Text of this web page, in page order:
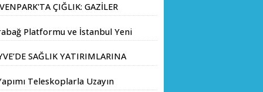
ÇIĞLIK: GAZİLER
Platformu ve İstanbul Yeni
İş Birliği Memorandumu
SAĞLIK YATIRIMLARINA
DR. KAYHAN ÖZDEMİR VE
Teleskoplarla Uzayın